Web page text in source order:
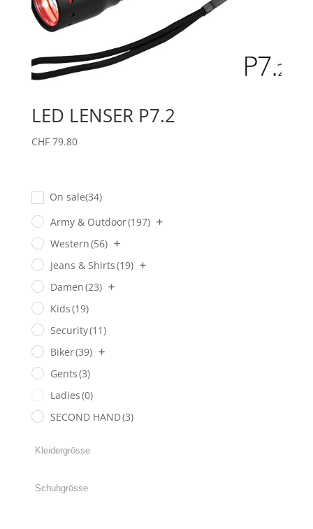
LED LENSER P7.2
CHF79.80
On sale(34)
Army & Outdoor(197)
Western(56)
Jeans & Shirts(19)
Damen(23)
Kids(19)
Security(11)
Biker(39)
Gents(3)
Ladies(0)
SECOND HAND(3)